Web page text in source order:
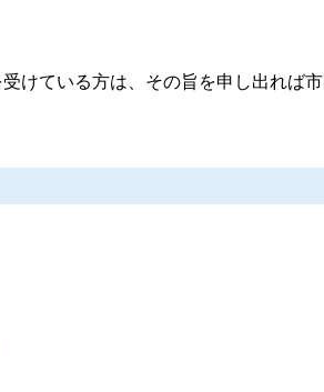
けている方は、その旨を申し出れば